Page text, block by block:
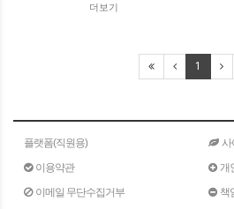
더보기
1
플랫폼(직원용)
사
이용약관
개
이메일 무단수집거부
책